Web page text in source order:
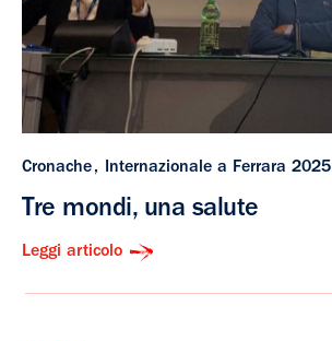
Cronache Internazionale a Ferrara 2025
Tre mondi, una salute
Leggi articolo